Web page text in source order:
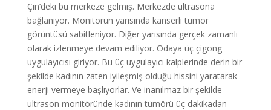
Çin’deki bu merkeze gelmiş. Merkezde ultrasona
bağlanıyor. Monitörün yarısında kanserli tümör
görüntüsü sabitleniyor. Diğer yarısında gerçek zamanlı
olarak izlenmeye devam ediliyor. Odaya üç çigong
uygulayıcısı giriyor. Bu üç uygulayıcı kalplerinde derin bir
şekilde kadının zaten iyileşmiş olduğu hissini yaratarak
enerji vermeye başlıyorlar. Ve inanılmaz bir şekilde
ultrason monitöründe kadının tümörü üç dakikadan